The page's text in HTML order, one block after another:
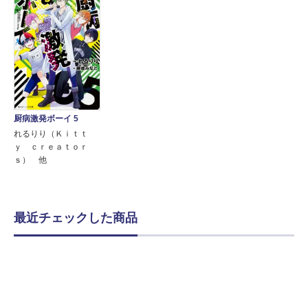
厨病激発ボーイ 5
れるりり（Ｋｉｔｔ
ｙ ｃｒｅａｔｏｒ
ｓ） 他
最近チェックした商品